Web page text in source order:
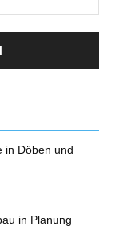
in Döben und
in Planung